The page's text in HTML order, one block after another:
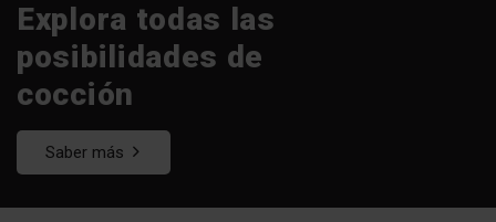
Explora todas las
posibilidades de
cocción
Saber más